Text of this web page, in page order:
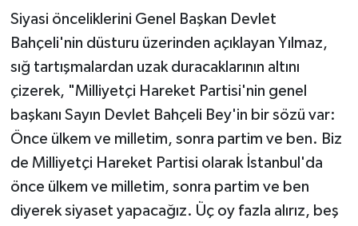
Siyasi önceliklerini Genel Başkan Devlet
Bahçeli'nin düsturu üzerinden açıklayan Yılmaz,
sığ tartışmalardan uzak duracaklarının altını
çizerek, "Milliyetçi Hareket Partisi'nin genel
başkanı Sayın Devlet Bahçeli Bey'in bir sözü var:
Önce ülkem ve milletim, sonra partim ve ben. Biz
de Milliyetçi Hareket Partisi olarak İstanbul'da
önce ülkem ve milletim, sonra partim ve ben
diyerek siyaset yapacağız. Üç oy fazla alırız, beş